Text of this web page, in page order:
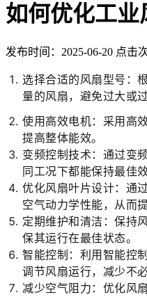
如何优化工
发布时间：2025-06-20 点击
选择合适的风扇型号：
量的风扇，避免过大或过
使用高效电机：采用高
提高整体能效。
变频控制技术：通过变
同工况下都能保持最佳效
优化风扇叶片设计：通
空气动力学性能，从而
定期维护和清洁：保持
保其运行在最佳状态。
智能控制：利用智能控
调节风扇运行，减少不
减少空气阻力：优化风